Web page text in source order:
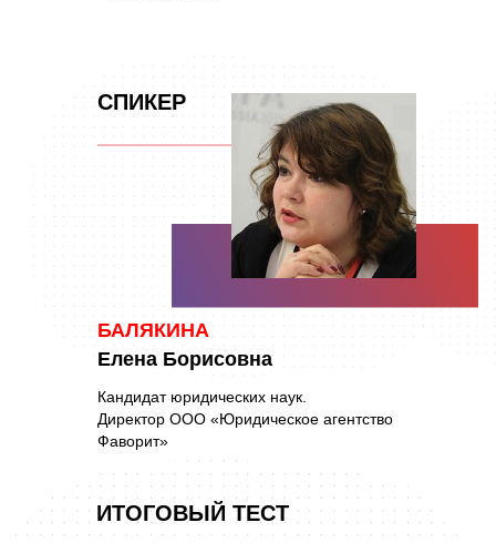
БАЛЯКИНА
Кандидат юридических наук.
Директор ООО «Юридическое агентство
Фаворит»
СПИКЕР
Елена Борисовна
ИТОГОВЫЙ ТЕСТ